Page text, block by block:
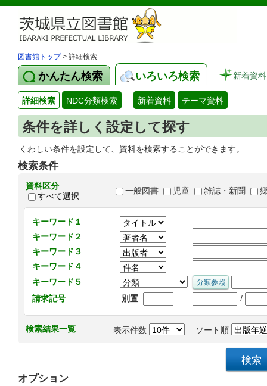
図書館トップ> 詳細検索
かんたん検索 いろいろ検索 新着資料
詳細検索 NDC分類検索 新着資料 テーマ資料
条件を詳しく設定して探す
くわしい条件を設定して、資料を検索することができます。
検索条件
資料区分
すべて選択
一般図書 児童 雑誌・新聞
キーワード１
キーワード２
キーワード３
キーワード４
キーワード５
請求記号
別置 /
検索結果一覧 表示件数 ソート順
オプション